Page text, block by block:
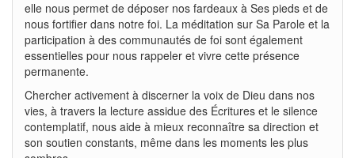
elle nous permet de déposer nos fardeaux à Ses pieds et de
nous fortifier dans notre foi. La méditation sur Sa Parole et la
participation à des communautés de foi sont également
essentielles pour nous rappeler et vivre cette présence
permanente.
Chercher activement à discerner la voix de Dieu dans nos
vies, à travers la lecture assidue des Écritures et le silence
contemplatif, nous aide à mieux reconnaître sa direction et
son soutien constants, même dans les moments les plus